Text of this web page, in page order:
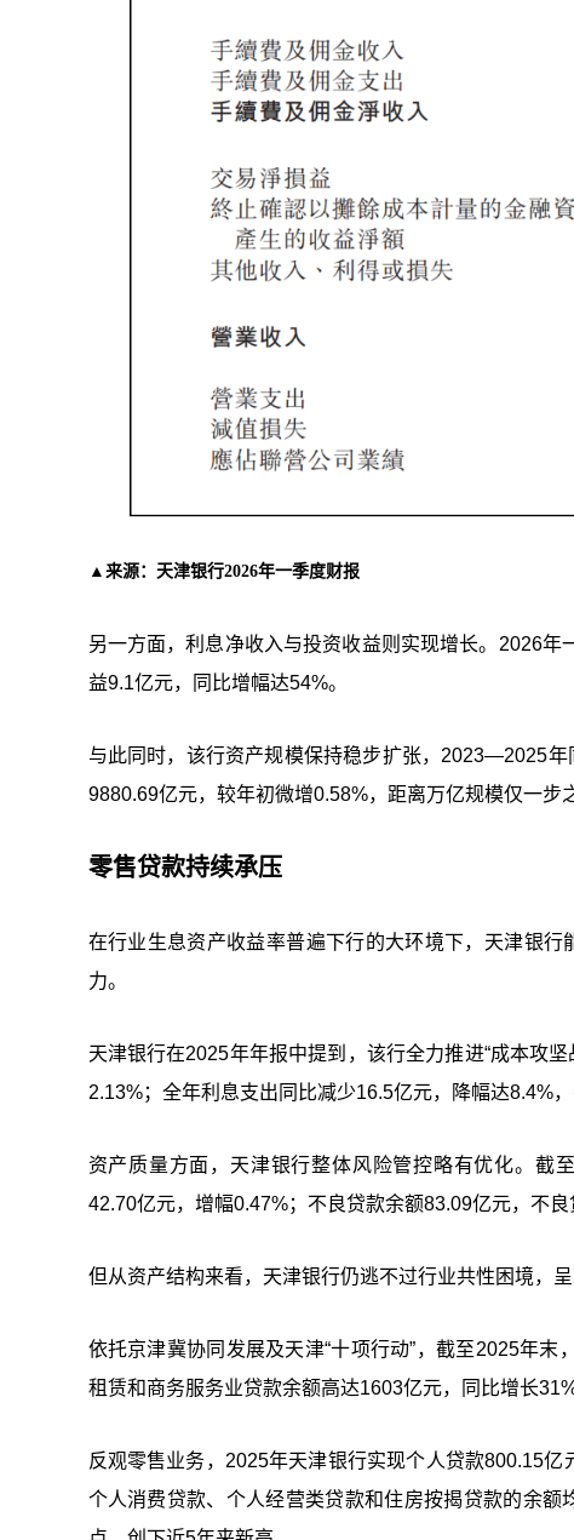
▲来源：天津银行2026年一季度财报
另一方面，利息净收入与投资收益则实现增长。2026
益9.1亿元，同比增幅达54%。
与此同时，该行资产规模保持稳步扩张，2023—2025
9880.69亿元，较年初微增0.58%，距离万亿规模仅一步
零售贷款持续承压
在行业生息资产收益率普遍下行的大环境下，天津银
力。
天津银行在2025年年报中提到，该行全力推进“成本攻
2.13%；全年利息支出同比减少16.5亿元，降幅达8.4%
资产质量方面，天津银行整体风险管控略有优化。截
42.70亿元，增幅0.47%；不良贷款余额83.09亿元，不
但从资产结构来看，天津银行仍逃不过行业共性困境，呈
依托京津冀协同发展及天津“十项行动”，截至2025年
租赁和商务服务业贷款余额高达1603亿元，同比增长
反观零售业务，2025年天津银行实现个人贷款800.15
个人消费贷款、个人经营类贷款和住房按揭贷款的余